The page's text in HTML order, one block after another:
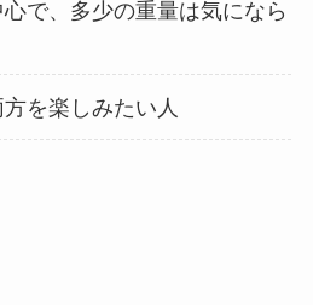
で、多少の重量は気になら
を楽しみたい人